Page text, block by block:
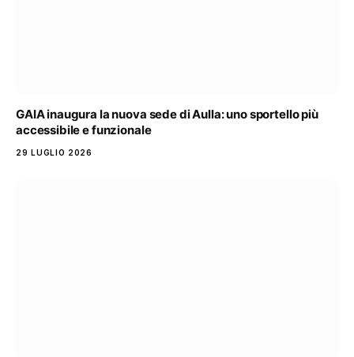
GAIA inaugura la nuova sede di Aulla: uno sportello più
accessibile e funzionale
29 LUGLIO 2026